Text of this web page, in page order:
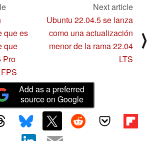
que es
que
Pro
Next article
Ubuntu 22.04.5 se lanza
como una actualización
menor de la rama 22.04
LTS
⟩
Add as a preferred
source on Google